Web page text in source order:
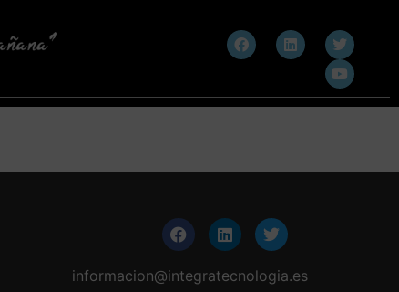
informacion@integratecnologia.es